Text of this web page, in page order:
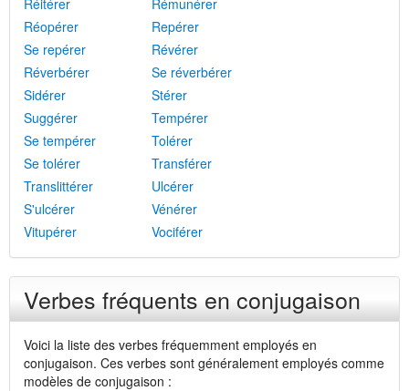
Réitérer
Rémunérer
Réopérer
Repérer
Se repérer
Révérer
Réverbérer
Se réverbérer
Sidérer
Stérer
Suggérer
Tempérer
Se tempérer
Tolérer
Se tolérer
Transférer
Translittérer
Ulcérer
S'ulcérer
Vénérer
Vitupérer
Vociférer
Verbes fréquents en conjugaison
Voici la liste des verbes fréquemment employés en
conjugaison. Ces verbes sont généralement employés comme
modèles de conjugaison :